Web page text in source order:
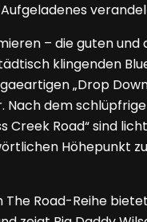
– die guten
klingenden
„Drop
dem
Creek Road“ sind
Höhepunkt
Road-Reihe